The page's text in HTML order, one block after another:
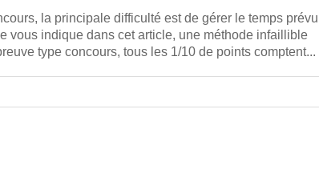
la principale difficulté est de gérer le temps prévu
vous indique dans cet article, une méthode infaillible
type concours, tous les 1/10 de points comptent...